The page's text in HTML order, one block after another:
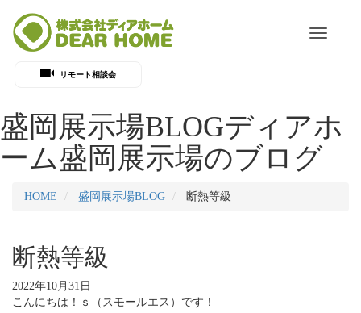
Toggle
リモート相談会
盛岡展示場BLOGディアホ
ーム盛岡展示場のブログ
HOME 盛岡展示場BLOG 断熱等級
断熱等級
2022年10月31日
こんにちは！ｓ（スモールエス）です！